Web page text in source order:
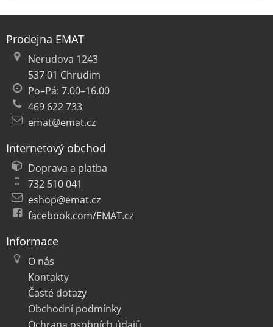
Prodejna EMAT
Nerudova 1243
537 01 Chrudim
Po–Pá: 7.00–16.00
469 622 733
emat@emat.cz
Internetový obchod
Doprava a platba
732 510 041
eshop@emat.cz
facebook.com/EMAT.cz
Informace
O nás
Kontakty
Časté dotazy
Obchodní podmínky